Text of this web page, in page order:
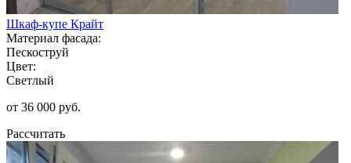
Шкаф-купе Крайт
Материал фасада:
Пескоструй
Цвет:
Светлый
от 36 000 руб.
Рассчитать